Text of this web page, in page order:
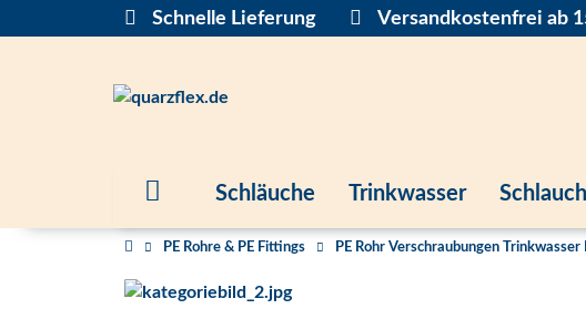
Schnelle Lieferung Versandkostenfrei ab
Schläuche Trinkwasser
PE Rohre & PE Fittings PE Rohr Verschraubungen